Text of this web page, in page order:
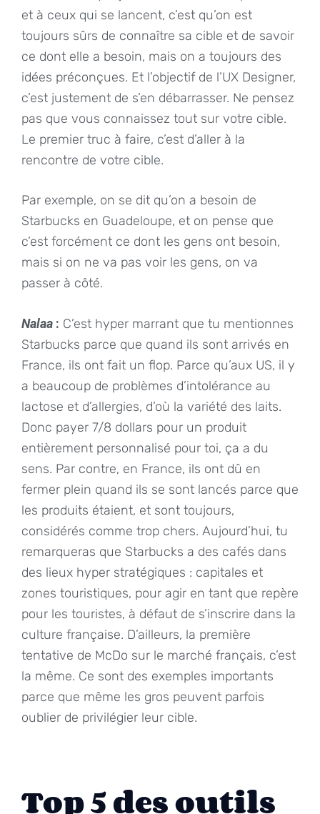
et à ceux qui se lancent, c’est qu’on est
toujours sûrs de connaître sa cible et de savoir
ce dont elle a besoin, mais on a toujours des
idées préconçues. Et l’objectif de l’UX Designer,
c’est justement de s’en débarrasser. Ne pensez
pas que vous connaissez tout sur votre cible.
Le premier truc à faire, c’est d’aller à la
rencontre de votre cible.
Par exemple, on se dit qu’on a besoin de
Starbucks en Guadeloupe, et on pense que
c’est forcément ce dont les gens ont besoin,
mais si on ne va pas voir les gens, on va
passer à côté.
Nalaa : C’est hyper marrant que tu mentionnes
Starbucks parce que quand ils sont arrivés en
France, ils ont fait un flop. Parce qu’aux US, il y
a beaucoup de problèmes d’intolérance au
lactose et d’allergies, d’où la variété des laits.
Donc payer 7/8 dollars pour un produit
entièrement personnalisé pour toi, ça a du
sens. Par contre, en France, ils ont dû en
fermer plein quand ils se sont lancés parce que
les produits étaient, et sont toujours,
considérés comme trop chers. Aujourd’hui, tu
remarqueras que Starbucks a des cafés dans
des lieux hyper stratégiques : capitales et
zones touristiques, pour agir en tant que repère
pour les touristes, à défaut de s’inscrire dans la
culture française. D’ailleurs, la première
tentative de McDo sur le marché français, c’est
la même. Ce sont des exemples importants
parce que même les gros peuvent parfois
oublier de privilégier leur cible.
Top 5 des outils